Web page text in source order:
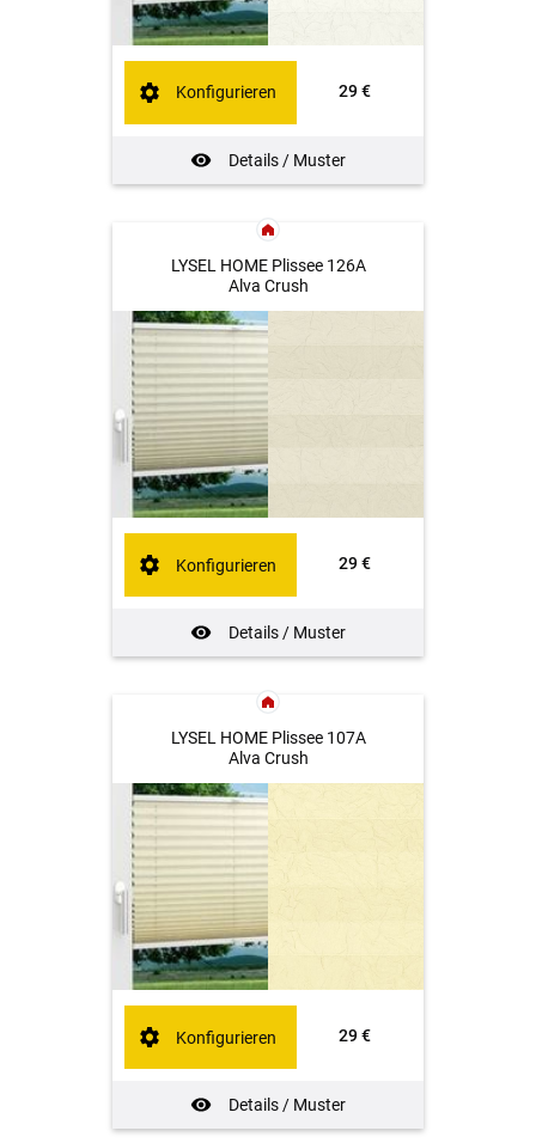
29 €
Details / Muster
Konfigurieren
LYSEL HOME Plissee 126A
Alva Crush
29 €
Details / Muster
Konfigurieren
LYSEL HOME Plissee 107A
Alva Crush
29 €
Details / Muster
Konfigurieren